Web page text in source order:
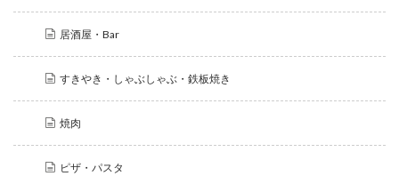
居酒屋・Bar
すきやき・しゃぶしゃぶ・鉄板焼き
焼肉
ピザ・パスタ